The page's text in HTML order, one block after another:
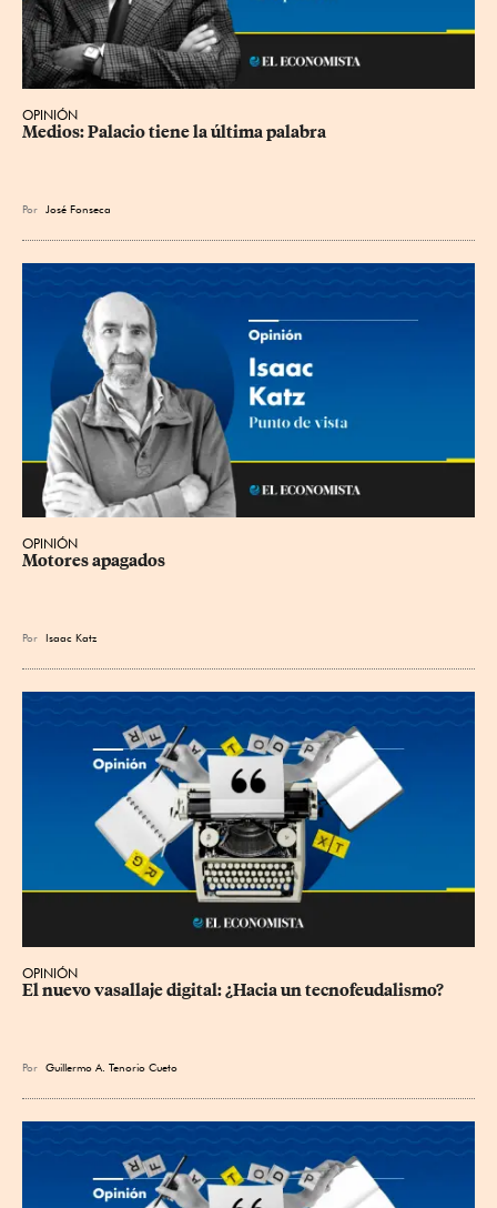
OPINIÓN
Medios: Palacio tiene la última palabra
Por José Fonseca
OPINIÓN
Motores apagados
Por Isaac Katz
OPINIÓN
El nuevo vasallaje digital: ¿Hacia un tecnofeudalismo?
Por Guillermo A. Tenorio Cueto